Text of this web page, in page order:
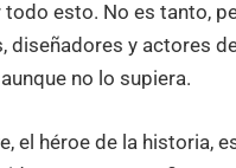
esto. No es tanto,
y actores
no lo supiera.
el héroe de la historia,